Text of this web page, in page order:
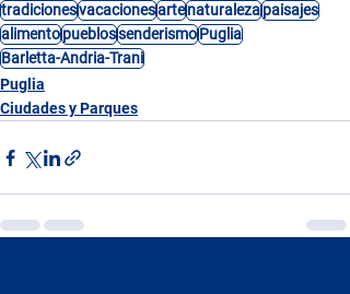
tradicionesvacacionesartenaturalezapaisajes
alimentopueblossenderismoPuglia
Barletta-Andria-Trani
Puglia
Ciudades y Parques